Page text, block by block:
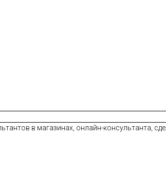
в магазинах, онлайн-консультанта,